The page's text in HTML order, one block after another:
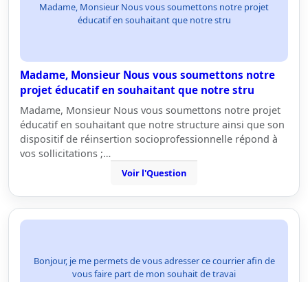
Madame, Monsieur Nous vous soumettons notre projet
éducatif en souhaitant que notre stru
Madame, Monsieur Nous vous soumettons notre
projet éducatif en souhaitant que notre stru
Madame, Monsieur Nous vous soumettons notre projet
éducatif en souhaitant que notre structure ainsi que son
dispositif de réinsertion socioprofessionnelle répond à
vos sollicitations ;…
Voir l'Question
Bonjour, je me permets de vous adresser ce courrier afin de
vous faire part de mon souhait de travai